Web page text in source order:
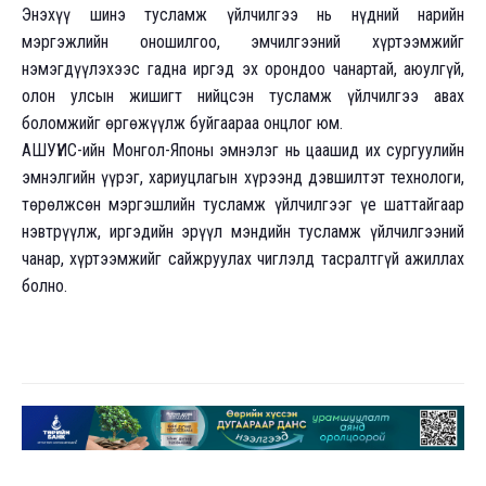
Энэхүү шинэ тусламж үйлчилгээ нь нүдний нарийн
мэргэжлийн оношилгоо, эмчилгээний хүртээмжийг
нэмэгдүүлэхээс гадна иргэд эх орондоо чанартай, аюулгүй,
олон улсын жишигт нийцсэн тусламж үйлчилгээ авах
боломжийг өргөжүүлж буйгаараа онцлог юм.
АШУҮИС-ийн Монгол-Японы эмнэлэг нь цаашид их сургуулийн
эмнэлгийн үүрэг, хариуцлагын хүрээнд дэвшилтэт технологи,
төрөлжсөн мэргэшлийн тусламж үйлчилгээг үе шаттайгаар
нэвтрүүлж, иргэдийн эрүүл мэндийн тусламж үйлчилгээний
чанар, хүртээмжийг сайжруулах чиглэлд тасралтгүй ажиллах
болно.